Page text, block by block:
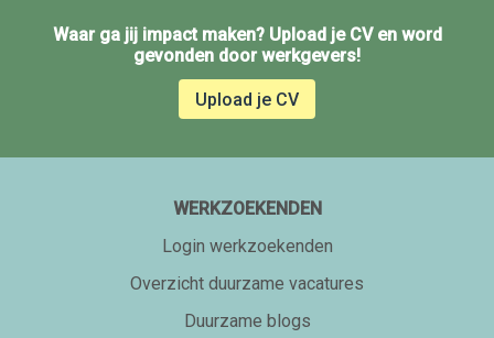
Waar ga jij impact maken? Upload je CV en word
gevonden door werkgevers!
Upload je CV
WERKZOEKENDEN
Login werkzoekenden
Overzicht duurzame vacatures
Duurzame blogs